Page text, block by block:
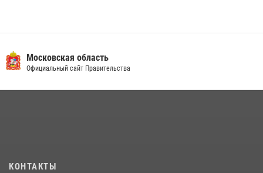
беспилотников в ДНР
22 июля 2026, 14:27
18 июля 2026, 07:03
Московская область
Официальный сайт Правительства
КОНТАКТЫ